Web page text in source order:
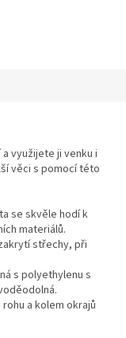
využijete ji venku i
věci s pomocí této
se skvěle hodí k
materiálů.
střechy, při
s polyethylenu s
a kolem okrajů